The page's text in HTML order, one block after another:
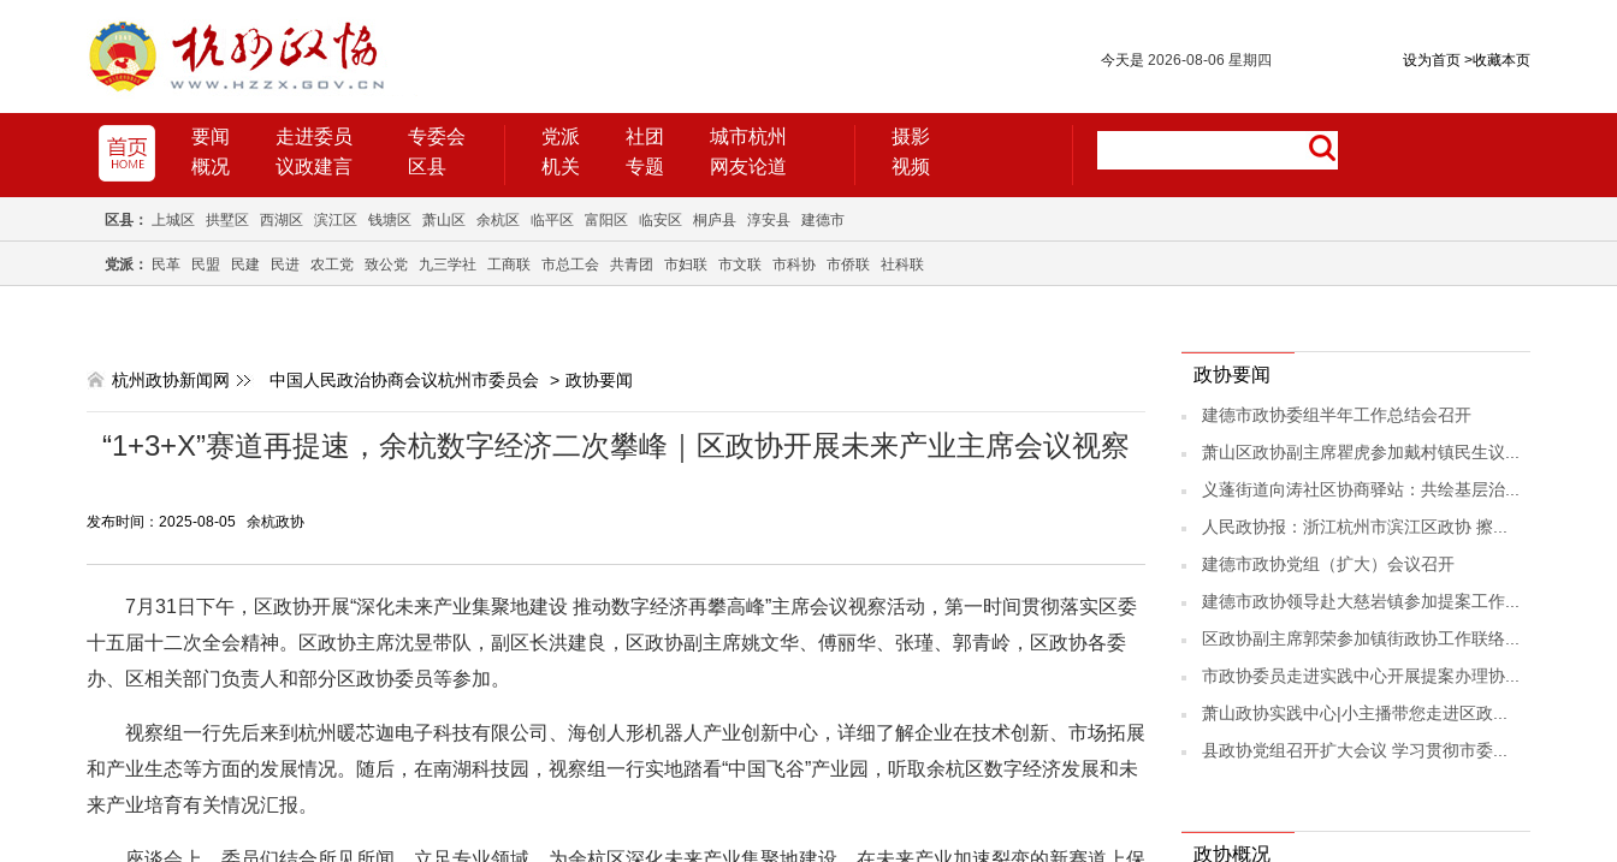
设为首页 >收藏本页
今天是 2026-08-06 星期四
要闻 走进委员
专委会
概况
议政建言 区县
党派 社团
城市杭州
机关
专题 网友论道
摄影
视频
区县： 上城区 拱墅区 西湖区 滨江区 钱塘区 萧山区 余杭区 临平区 富阳区 临安区 桐庐县 淳安县 建德市
党派： 民革 民盟 民建 民进 农工党 致公党 九三学社 工商联 市总工会 共青团 市妇联 市文联 市科协 市侨联 社科联
杭州政协新闻网 中国人民政治协商会议杭州市委员会 > 政协要闻
“1+3+X”赛道再提速，余杭数字经济二次攀峰｜区政协开展未来产业主席会议视察
发布时间：2025-08-05 余杭政协
7月31日下午， 区政协开展“深化未来产业集聚地建设 推动数字经济再攀高峰”主席会议视察活动，第一时间贯彻落实区委
十五届十二次全会精神。区政协主席沈昱带队，副区长洪建良，区政协副主席姚文华、傅丽华、张瑾、郭青岭，区政协各委
办、区相关部门负责人和部分区政协委员等参加。
视察组一行先后来到杭州暖芯迦电子科技有限公司、海创人形机器人产业创新中心，详细了解企业在技术创新、市场拓展
和产业生态等方面的发展情况。随后，在南湖科技园，视察组一行实地踏看“中国飞谷”产业园，听取余杭区数字经济发展和未
来产业培育有关情况汇报。
政协要闻
建德市政协委组半年工作总结会召开
萧山区政协副主席瞿虎参加戴村镇民生议...
义蓬街道向涛社区协商驿站：共绘基层治...
人民政协报：浙江杭州市滨江区政协 擦...
建德市政协党组（扩大）会议召开
建德市政协领导赴大慈岩镇参加提案工作...
区政协副主席郭荣参加镇街政协工作联络...
市政协委员走进实践中心开展提案办理协...
萧山政协实践中心|小主播带您走进区政...
县政协党组召开扩大会议 学习贯彻市委...
政协概况